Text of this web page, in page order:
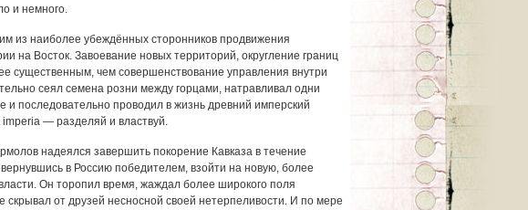
и немного.
из наиболее убеждённых сторонников продвижения
на Восток. Завоевание новых территорий, округление границ
существенным, чем совершенствование управления внутри
сеял семена розни между горцами, натравливал одни
и последовательно проводил в жизнь древний имперский
— разделяй и властвуй.
надеялся завершить покорение Кавказа в течение
вернувшись в Россию победителем, взойти на новую, более
Он торопил время, жаждал более широкого поля
скрывал от друзей несносной своей нетерпеливости. И по мере